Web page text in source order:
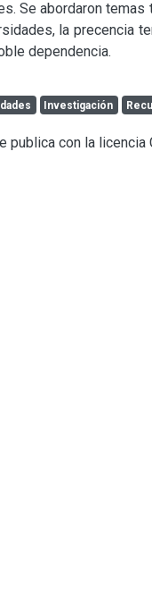
Se abordaron
la precencia
dependencia.
Investigación
publica con la